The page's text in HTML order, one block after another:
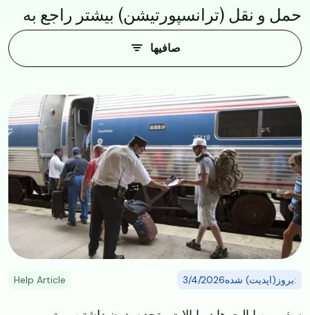
حمل و نقل (ترانسپورتیشن) بیشتر راجع به
صافیها
Image
:بروز(اپدیت) شده3/4/2026 Help Article